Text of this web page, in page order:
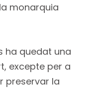
monarquia
ha quedat una
excepte per a
preservar la